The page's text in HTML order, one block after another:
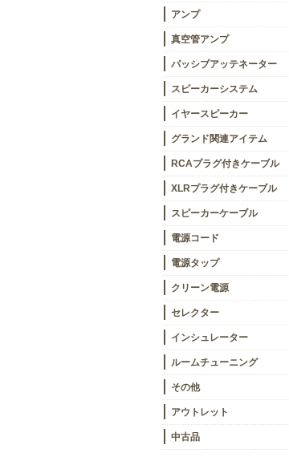
アンプ
真空管アンプ
パッシブアッテネーター
スピーカーシステム
イヤースピーカー
グランド関連アイテム
RCAプラグ付きケーブル
XLRプラグ付きケーブル
スピーカーケーブル
電源コード
電源タップ
クリーン電源
セレクター
インシュレーター
ルームチューニング
その他
アウトレット
中古品